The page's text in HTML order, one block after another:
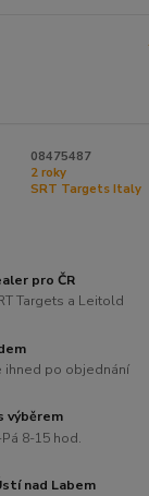
08475487
2 roky
SRT Targets Italy
pro ČR
Targets a Leitold
ihned po objednání
výběrem
8-15 hod.
nad Labem